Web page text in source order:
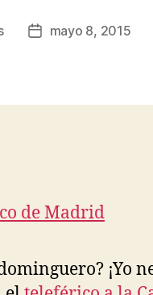
Fechamayo 8, 2015
¡Yo